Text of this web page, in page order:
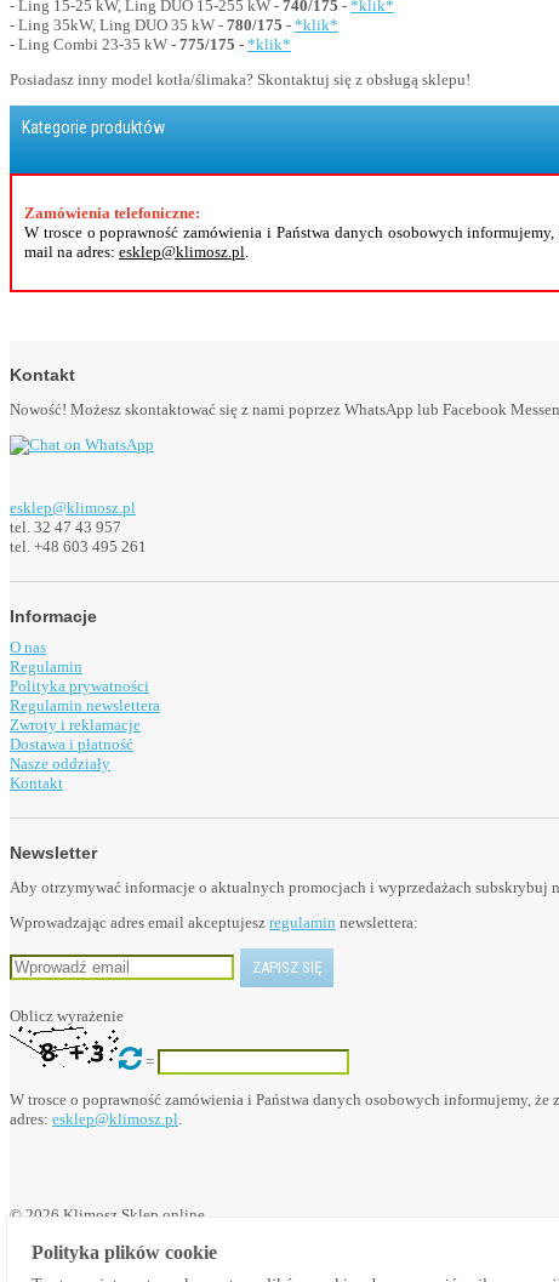
- Ling 15-25 kW, Ling DUO 15-255 kW - 740/175 - *klik*
- Ling 35kW, Ling DUO 35 kW - 780/175 - *klik*
- Ling Combi 23-35 kW - 775/175 - *klik*
Posiadasz inny model kotła/ślimaka? Skontaktuj się z obsługą sklepu!
Kategorie produktów
Zamówienia telefoniczne:
W trosce o poprawność zamówienia i Państwa danych osobowych
mail na adres: esklep@klimosz.pl.
Kontakt
Nowość! Możesz skontaktować się z nami poprzez WhatsApp lub Facebook
esklep@klimosz.pl
tel. 32 47 43 957
tel. +48 603 495 261
Informacje
O nas
Regulamin
Polityka prywatności
Regulamin newslettera
Zwroty i reklamacje
Dostawa i płatność
Nasze oddziały
Kontakt
Newsletter
Aby otrzymywać informacje o aktualnych promocjach i wyprzedażach subskrybuj
Wprowadzając adres email akceptujesz regulamin newslettera:
Oblicz wyrażenie
=
W trosce o poprawność zamówienia i Państwa danych osobowych informujemy,
adres: esklep@klimosz.pl
© 2026 Klimosz Sklep online
Polityka plików cookie